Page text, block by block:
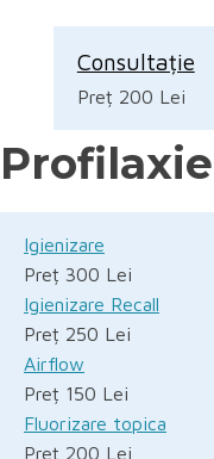
Consultație
Preț 200 Lei
Profilaxie
Igienizare
Preț 300 Lei
Igienizare Recall
Preț 250 Lei
Airflow
Preț 150 Lei
Fluorizare topica
Preț 200 Lei